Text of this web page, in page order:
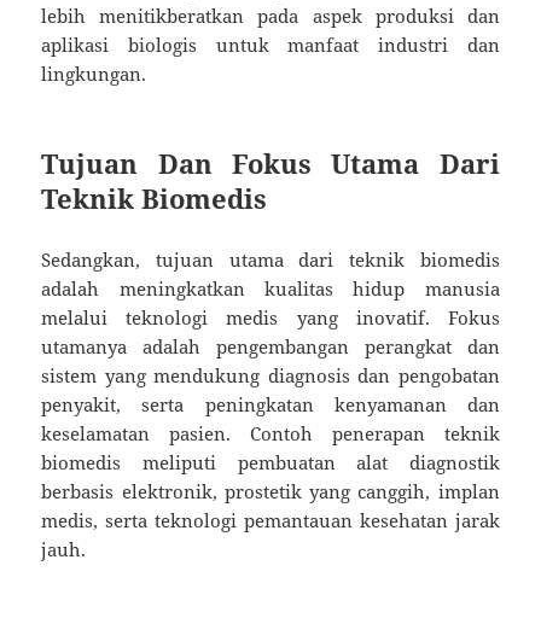
lebih menitikberatkan pada aspek produksi dan
aplikasi biologis untuk manfaat industri dan
lingkungan.
Tujuan Dan Fokus Utama Dari
Teknik Biomedis
Sedangkan, tujuan utama dari teknik biomedis
adalah meningkatkan kualitas hidup manusia
melalui teknologi medis yang inovatif. Fokus
utamanya adalah pengembangan perangkat dan
sistem yang mendukung diagnosis dan pengobatan
penyakit, serta peningkatan kenyamanan dan
keselamatan pasien. Contoh penerapan teknik
biomedis meliputi pembuatan alat diagnostik
berbasis elektronik, prostetik yang canggih, implan
medis, serta teknologi pemantauan kesehatan jarak
jauh.